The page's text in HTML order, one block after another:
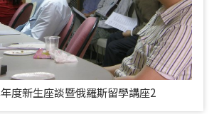
度新生座談暨俄羅斯留學講座2